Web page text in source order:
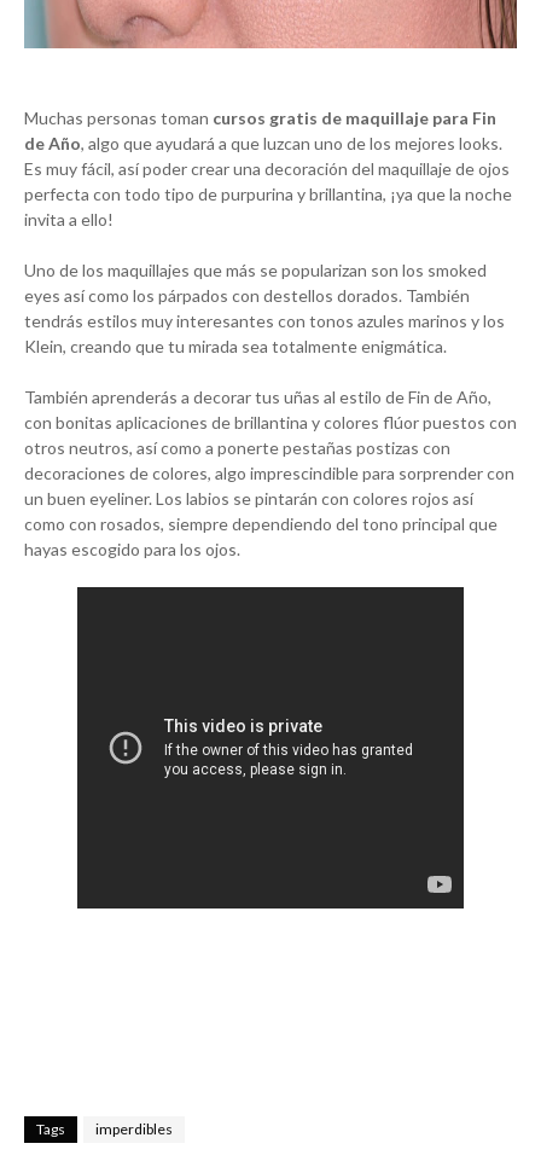
Muchas personas toman cursos gratis de maquillaje para Fin
de Año, algo que ayudará a que luzcan uno de los mejores looks.
Es muy fácil, así poder crear una decoración del maquillaje de ojos
perfecta con todo tipo de purpurina y brillantina, ¡ya que la noche
invita a ello!
Uno de los maquillajes que más se popularizan son los smoked
eyes así como los párpados con destellos dorados. También
tendrás estilos muy interesantes con tonos azules marinos y los
Klein, creando que tu mirada sea totalmente enigmática.
También aprenderás a decorar tus uñas al estilo de Fin de Año,
con bonitas aplicaciones de brillantina y colores flúor puestos con
otros neutros, así como a ponerte pestañas postizas con
decoraciones de colores, algo imprescindible para sorprender con
un buen eyeliner. Los labios se pintarán con colores rojos así
como con rosados, siempre dependiendo del tono principal que
hayas escogido para los ojos.
Tags imperdibles